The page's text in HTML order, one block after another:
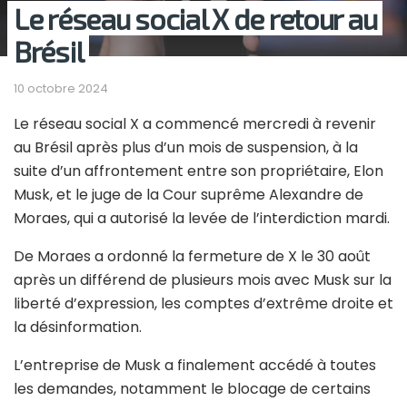
Le réseau social X de retour au
Brésil
10 octobre 2024
Le réseau social X a commencé mercredi à revenir
au Brésil après plus d’un mois de suspension, à la
suite d’un affrontement entre son propriétaire, Elon
Musk, et le juge de la Cour suprême Alexandre de
Moraes, qui a autorisé la levée de l’interdiction mardi.
De Moraes a ordonné la fermeture de X le 30 août
après un différend de plusieurs mois avec Musk sur la
liberté d’expression, les comptes d’extrême droite et
la désinformation.
L’entreprise de Musk a finalement accédé à toutes
les demandes, notamment le blocage de certains